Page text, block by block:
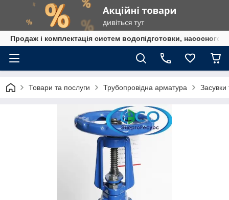
Продаж і комплектація систем водопідготовки, насосного
Товари та послуги Трубопровідна арматура Засувки